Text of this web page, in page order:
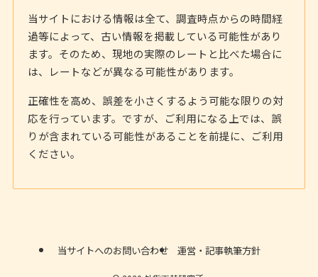
当サイトにおける情報は全て、調査時点からの時間経
過等によって、古い情報を掲載している可能性があり
ます。そのため、現地の実際のレートと比べた場合に
は、レートなどが異なる可能性があります。
正確性を高め、誤差を小さくするよう可能な限りの対
応を行っています。ですが、ご利用になる上では、誤
りが含まれている可能性があることを前提に、ご利用
ください。
当サイトへのお問い合わせ 運営・記事執筆方針